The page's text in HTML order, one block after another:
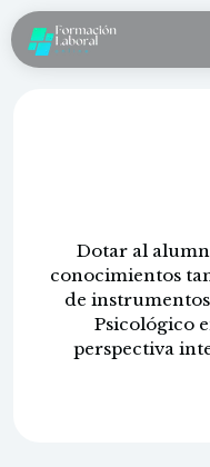
Dotar al
conocimientos
de
Psicológico
perspectiva